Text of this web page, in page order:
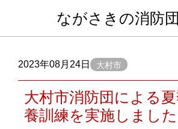
ながさきの消防団
2023年08月24日 大村市
大村市消防団による
養訓練を実施しました